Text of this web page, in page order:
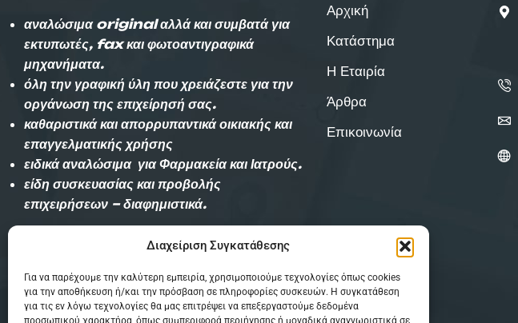
Διαχείριση Συγκατάθεσης
Για να παρέχουμε την καλύτερη εμπειρία, χρησιμοποιούμε τεχνολογίες όπως cookies
για την αποθήκευση ή/και την πρόσβαση σε πληροφορίες συσκευών. Η συγκατάθεση
για τις εν λόγω τεχνολογίες θα μας επιτρέψει να επεξεργαστούμε δεδομένα
προσωπικού χαρακτήρα, όπως συμπεριφορά περιήγησης ή μοναδικά αναγνωριστικά σε
αναλώσιμα original αλλά και συμβατά για
εκτυπωτές, fax και φωτοαντιγραφικά
μηχανήματα.
όλη την γραφική ύλη που χρειάζεστε για την
οργάνωση της επιχείρησή σας.
καθαριστικά και απορρυπαντικά οικιακής και
επαγγελματικής χρήσης
ειδικά αναλώσιμα για Φαρμακεία και Ιατρούς.
είδη συσκευασίας και προβολής
επιχειρήσεων – διαφημιστικά.
Αυθημερόν παράδοση εντός Θεσσαλονίκης
υπόλοιπη Ελλάδα με Courier.
Αρχική
Κατάστημα
Η Εταιρία
Άρθρα
Επικοινωνία